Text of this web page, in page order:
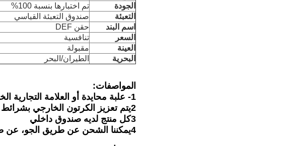
الجودة
تم اختبارها بنسبة 100%
التعبئة
صندوق التعبئة القياسي
اسم البند
حقن DEF
السعر
تنافسية
العينة
مقبولة
البحرية
الطيران/البحر
المواصفات:
1- علبة محايدة أو العلامة التجارية الخاصة بالعملاء
2يتم تعزيز الكرتون الخارجي بشرائط يمكن أن تضمن سلامة المنتجات أثناء النقل.
3كل منتج لديه صندوق داخلي
4يمكننا الشحن عن طريق الجو، عن طريق البحر و عن طريق السريع و يمكننا الشحن عن طريق EMS و DHL و TNT و UPS